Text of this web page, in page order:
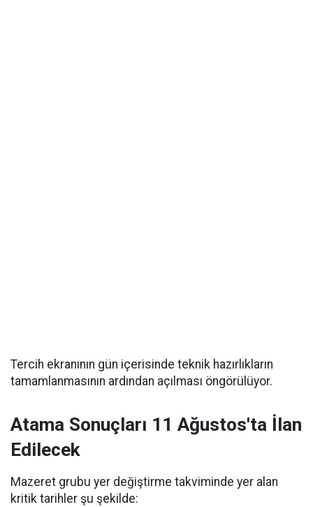
Tercih ekranının gün içerisinde teknik hazırlıkların
tamamlanmasının ardından açılması öngörülüyor.
Atama Sonuçları 11 Ağustos'ta İlan
Edilecek
Mazeret grubu yer değiştirme takviminde yer alan
kritik tarihler şu şekilde: